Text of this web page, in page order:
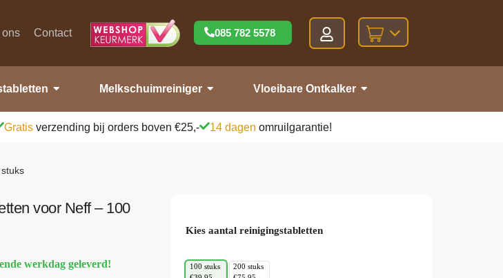
ons Contact 085 782 5578
Melkschuimreiniger Vloeibare Ontkalker
Gratis verzending bij orders boven €25,- 14 dagen omruilgarantie!
voor Neff – 100
werkdag geleverd!
Kies aantal reinigingstabletten
100 stuks
200 stuks